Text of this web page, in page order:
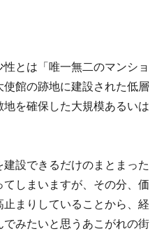
とは「唯一無二のマンショ
館の跡地に建設された低層
を確保した大規模あるいは
設できるだけのまとまった
しまいますが、その分、価
まりしていることから、経
みたいと思うあこがれの街